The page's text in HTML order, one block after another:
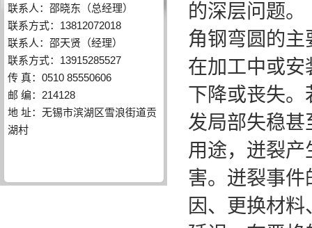
联系人：邵晓东（总经理）
联系方式：13812072018
联系人：邵天贤（经理）
联系方式：13915285527
传 真：0510 85550606
邮 编：214128
地 址：无锡市滨湖区雪浪街道贡
湖村
的深层问题。
角钢弯圆的
在加工中或
下降或丧失
发局部失稳
用途，迸裂
害。迸裂事
因、更换材